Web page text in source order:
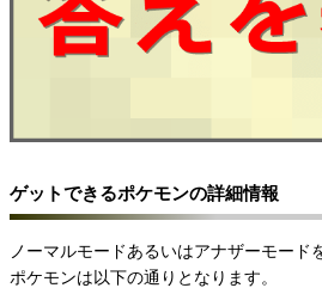
ゲットできるポケモンの詳細情報
ノーマルモードあるいはアナザーモード
ポケモンは以下の通りとなります。